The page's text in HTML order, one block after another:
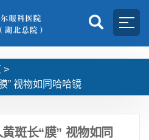
>
” 视物如同哈哈镜
斑长“膜” 视物如同